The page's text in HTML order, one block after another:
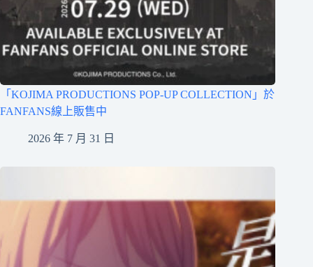
「KOJIMA PRODUCTIONS POP-UP COLLECTION」於
FANFANS線上販售中
2026 年 7 月 31 日